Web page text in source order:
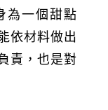
為一個甜點
依材料做出
責，也是對